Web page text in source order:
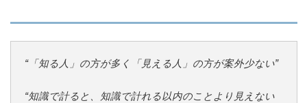
“「知る人」の方が多く「見える人」の方が案外少ない”
“知識で計ると、知識で計れる以内のことより見えない